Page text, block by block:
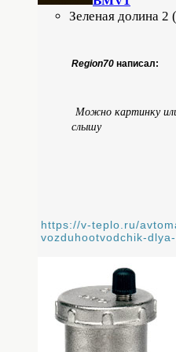
Зеленая долина 2
Region70 написал:
Можно картинку
слышу
https://v-teplo.ru/
vozduhootvodchik-